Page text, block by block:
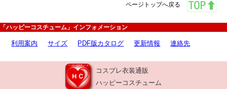
ページトップへ戻る
「ハッピーコスチューム」インフォメーション
利用案内 サイズ PDF版カタログ 更新情報 連絡先
コスプレ衣装通販
ハッピーコスチューム